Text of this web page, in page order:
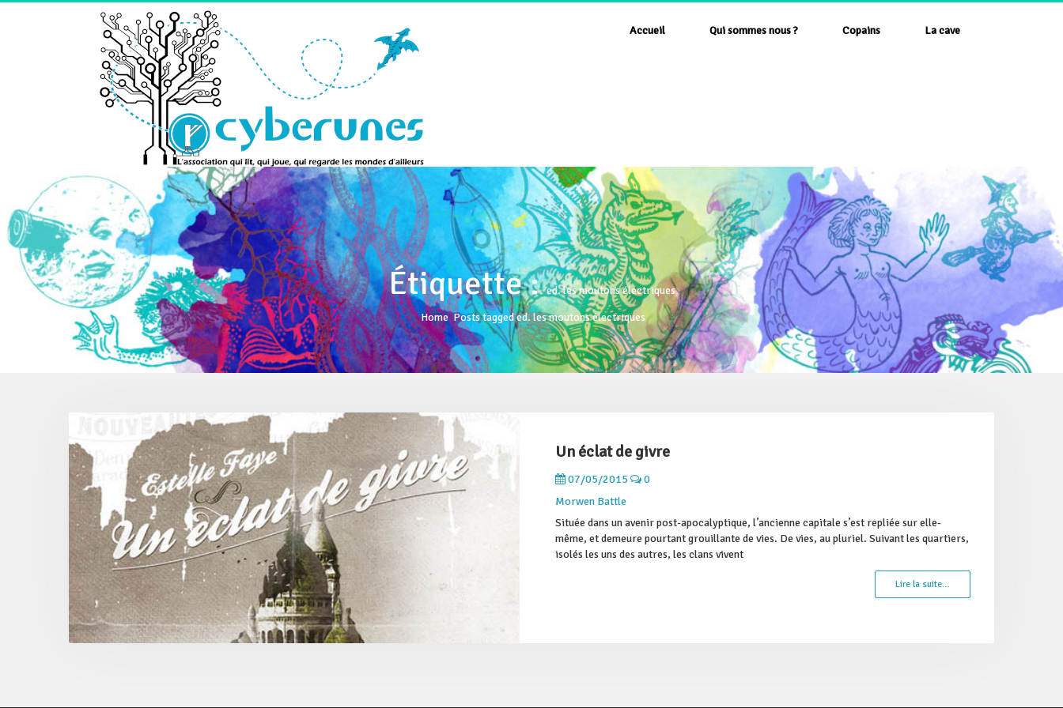
Accueil Qui sommes nous ? Copains La cave
Étiquette :ed. les moutons électriques
HomePosts tagged ed. les moutons électriques
Un éclat de givre
07/05/2015
0
Morwen Battle
Située dans un avenir post-apocalyptique, l’ancienne capitale s’est repliée sur elle-
même, et demeure pourtant grouillante de vies. De vies, au pluriel. Suivant les quartiers,
isolés les uns des autres, les clans vivent
Lire la suite…